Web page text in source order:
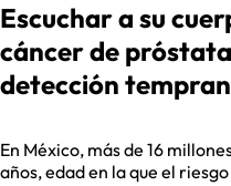
Escuchar a su
cáncer de
detección
En México, más de 16
años, edad en la que el